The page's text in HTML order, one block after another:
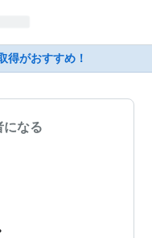
得がおすすめ！
になる